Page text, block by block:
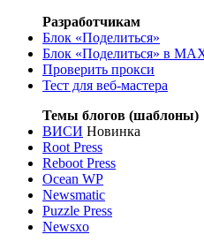
Разработчикам
Блок «Поделиться»
Блок «Поделиться» в
Проверить прокси
Тест для веб-мастера
Темы блогов (шаблоны)
ВИСИ Новинка
Root Press
Reboot Press
Ocean WP
Newsmatic
Puzzle Press
Newsxo